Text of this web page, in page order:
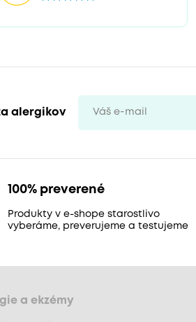
alergikov
100% preverené
Produkty v e-shope starostlivo
vyberáme, preverujeme a testujeme
a ekzémy